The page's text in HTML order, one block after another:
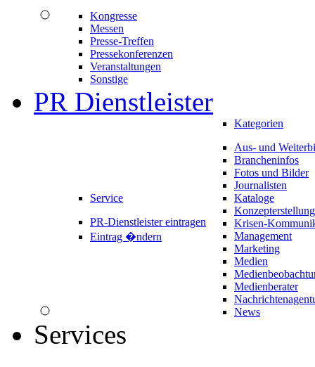
Kongresse
Messen
Presse-Treffen
Pressekonferenzen
Veranstaltungen
Sonstige
PR Dienstleister
Service
PR-Dienstleister eintragen
Eintrag �ndern
Kategorien
Aus- und
Brancheninfos
Fotos und Bilder
Journalisten
Kataloge
Konzepterstellung
Krisen-
Management
Marketing
Medien
Medienberater
News
Services